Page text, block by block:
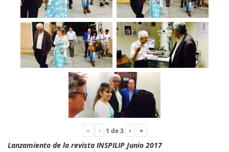
« ‹ 1 de3 › »
Lanzamiento de la revista INSPILIP Junio 2017